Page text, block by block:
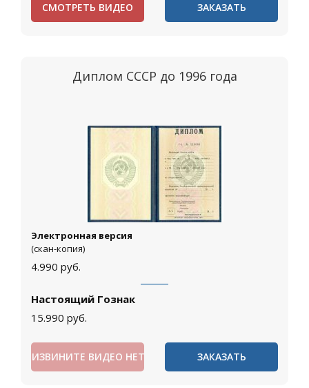
СМОТРЕТЬ ВИДЕО ЗАКАЗАТЬ
Диплом СССР до 1996 года
Электронная версия
(скан-копия)
4.990 руб.
Настоящий Гознак
15.990 руб.
ИЗВИНИТЕ ВИДЕО НЕТ ЗАКАЗАТЬ